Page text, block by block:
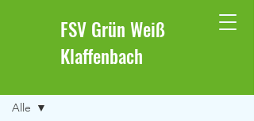
FSV Grün Weiß
Klaffenbach
Alle